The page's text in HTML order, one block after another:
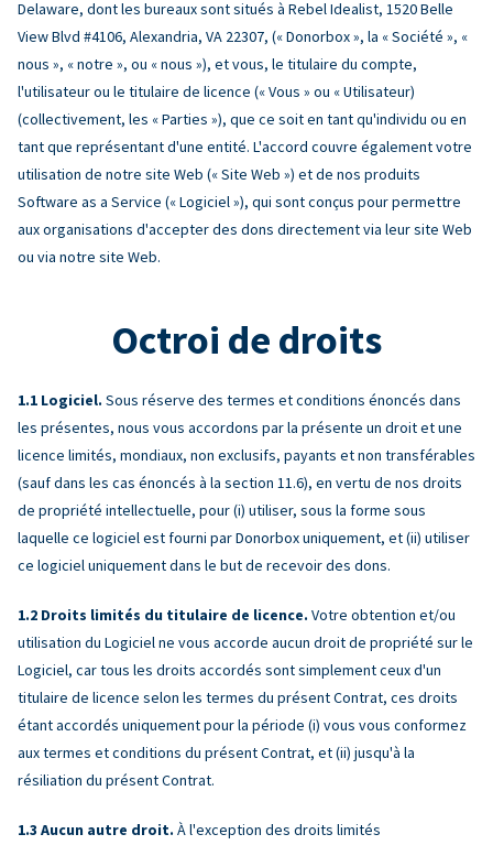
Delaware, dont les bureaux sont situés à Rebel Idealist, 1520 Belle
View Blvd #4106, Alexandria, VA 22307, (« Donorbox », la « Société », «
nous », « notre », ou « nous »), et vous, le titulaire du compte,
l'utilisateur ou le titulaire de licence (« Vous » ou « Utilisateur)
(collectivement, les « Parties »), que ce soit en tant qu'individu ou en
tant que représentant d'une entité. L'accord couvre également votre
utilisation de notre site Web (« Site Web ») et de nos produits
Software as a Service (« Logiciel »), qui sont conçus pour permettre
aux organisations d'accepter des dons directement via leur site Web
ou via notre site Web.
Octroi de droits
Logiciel. Sous réserve des termes et conditions énoncés dans
les présentes, nous vous accordons par la présente un droit et une
licence limités, mondiaux, non exclusifs, payants et non transférables
(sauf dans les cas énoncés à la section 11.6), en vertu de nos droits
de propriété intellectuelle, pour (i) utiliser, sous la forme sous
laquelle ce logiciel est fourni par Donorbox uniquement, et (ii) utiliser
ce logiciel uniquement dans le but de recevoir des dons.
Droits limités du titulaire de licence. Votre obtention et/ou
utilisation du Logiciel ne vous accorde aucun droit de propriété sur le
Logiciel, car tous les droits accordés sont simplement ceux d'un
titulaire de licence selon les termes du présent Contrat, ces droits
étant accordés uniquement pour la période (i) vous vous conformez
aux termes et conditions du présent Contrat, et (ii) jusqu'à la
résiliation du présent Contrat.
Aucun autre droit. À l'exception des droits limités